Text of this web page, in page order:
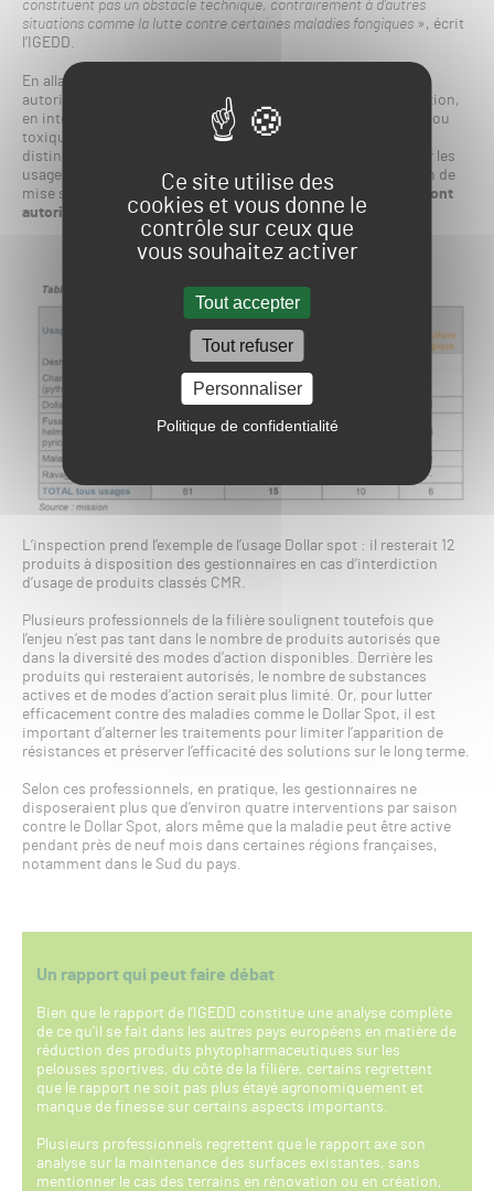
Ce site utilise des
cookies et vous donne le
contrôle sur ceux que
vous souhaitez activer
Tout accepter
Tout refuser
Personnaliser
Politique de confidentialité
constituent pas un obstacle technique, contrairement à d’autres
situations comme la lutte contre certaines maladies fongiques», écrit
l’IGEDD.
En allant plus loin, l’IGEDD suggère de faire le tri des produits
autorisés au sein même de certains usages en cas de dérogation,
en interdisant les plus dangereux (cancérogènes, mutagènes ou
toxiques pour la reproduction (CMR)). Aujourd’hui, aucune
distinction n’est faite entre les PPP pouvant être utilisés pour les
usages mentionnés, tant qu’ils bénéficient d’une autorisation de
mise sur le marché (AMM) de l’ANSES.A ce jour, 81 produits sont
autorisés pour les 6 usages en France.
L’inspection prend l’exemple de l’usage Dollar spot : il resterait 12
produits à disposition des gestionnaires en cas d’interdiction
d’usage de produits classés CMR.
Plusieurs professionnels de la filière soulignent toutefois que
l’enjeu n’est pas tant dans le nombre de produits autorisés que
dans la diversité des modes d’action disponibles. Derrière les
produits qui resteraient autorisés, le nombre de substances
actives et de modes d’action serait plus limité. Or, pour lutter
efficacement contre des maladies comme le Dollar Spot, il est
important d’alterner les traitements pour limiter l’apparition de
résistances et préserver l’efficacité des solutions sur le long terme.
Selon ces professionnels, en pratique, les gestionnaires ne
disposeraient plus que d’environ quatre interventions par saison
contre le Dollar Spot, alors même que la maladie peut être active
pendant près de neuf mois dans certaines régions françaises,
notamment dans le Sud du pays.
Un rapport qui peut faire débat
Bien que le rapport de l’IGEDD constitue une analyse complète
de ce qu’il se fait dans les autres pays européens en matière de
réduction des produits phytopharmaceutiques sur les
pelouses sportives, du côté de la filière, certains regrettent
que le rapport ne soit pas plus étayé agronomiquement et
manque de finesse sur certains aspects importants.
Plusieurs professionnels regrettent que le rapport axe son
analyse sur la maintenance des surfaces existantes, sans
mentionner le cas des terrains en rénovation ou en création,